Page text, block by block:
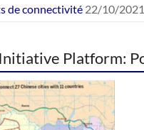
de connectivité 22/10/2021
Platform: